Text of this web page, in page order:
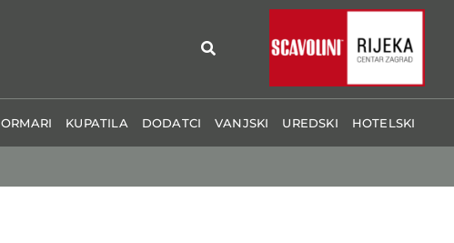
ORMARI KUPATILA DODATCI VANJSKI UREDSKI HOTELSKI